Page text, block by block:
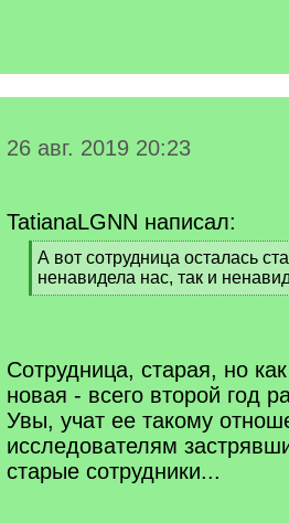
26 авг. 2019 20:23
TatianaLGNN написал:
[
q
]
А вот сотрудница осталась
ненавидела нас, так и
[
Сотрудница, старая, но
новая - всего второй год
Увы, учат ее такому
исследователям
старые сотрудники...